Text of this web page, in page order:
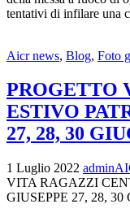
tentativi di infilare una
Aicr news, Blog, Foto
PROGETTO
ESTIVO
27, 28, 30
1 Luglio 2022
VITA RAGAZZI
GIUSEPPE 27, 28, 30